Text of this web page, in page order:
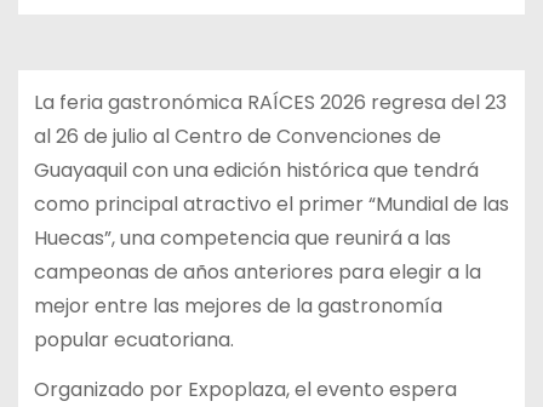
La feria gastronómica RAÍCES 2026 regresa del 23
al 26 de julio al Centro de Convenciones de
Guayaquil con una edición histórica que tendrá
como principal atractivo el primer “Mundial de las
Huecas”, una competencia que reunirá a las
campeonas de años anteriores para elegir a la
mejor entre las mejores de la gastronomía
popular ecuatoriana.
Organizado por Expoplaza, el evento espera